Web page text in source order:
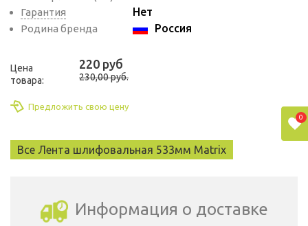
Гарантия Нет
Родина бренда Россия
Цена
товара:
220 руб
230,00 руб.
Предложить свою цену
Все Лента шлифовальная 533мм Matrix
Информация о доставке
0